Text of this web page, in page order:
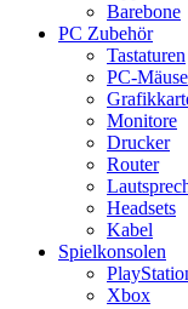
Barebone
PC Zubehör
Tastaturen
PC-Mäuse
Monitore
Drucker
Router
Headsets
Kabel
Spielkonsolen
Xbox